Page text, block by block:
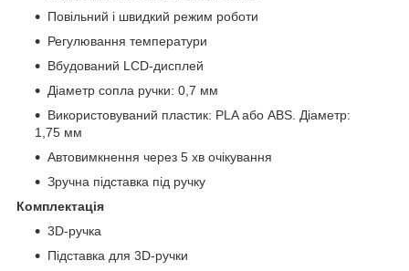
Повільний і швидкий режим роботи
Регулювання температури
Вбудований LCD-дисплей
Діаметр сопла ручки: 0,7 мм
Використовуваний пластик: PLA або ABS. Діаметр:
1,75 мм
Автовимкнення через 5 хв очікування
Зручна підставка під ручку
Комплектація
3D-ручка
Підставка для 3D-ручки